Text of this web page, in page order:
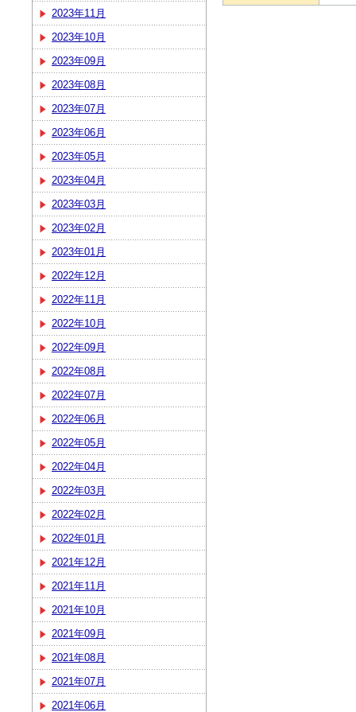
2023年11月
2023年10月
2023年09月
2023年08月
2023年07月
2023年06月
2023年05月
2023年04月
2023年03月
2023年02月
2023年01月
2022年12月
2022年11月
2022年10月
2022年09月
2022年08月
2022年07月
2022年06月
2022年05月
2022年04月
2022年03月
2022年02月
2022年01月
2021年12月
2021年11月
2021年10月
2021年09月
2021年08月
2021年07月
2021年06月